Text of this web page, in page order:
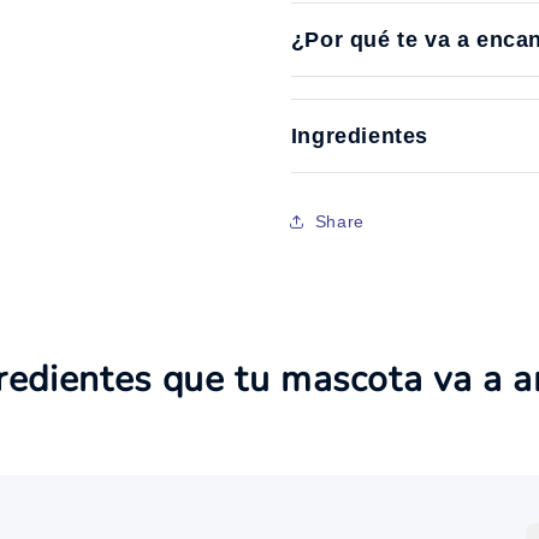
¿Por qué te va a
Ingredientes
Share
que tu mascota va a